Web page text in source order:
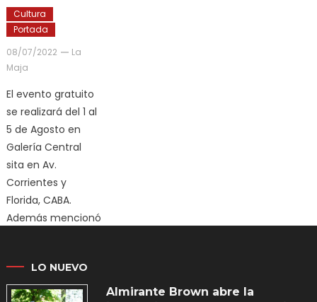
Cultura
Portada
08/07/2022
La
Maja
El evento gratuito
se realizará del 1 al
5 de Agosto en
Galería Central
sita en Av.
Corrientes y
Florida, CABA.
Además mencionó
realiza…LO NUEVO
Almirante Brown abre la